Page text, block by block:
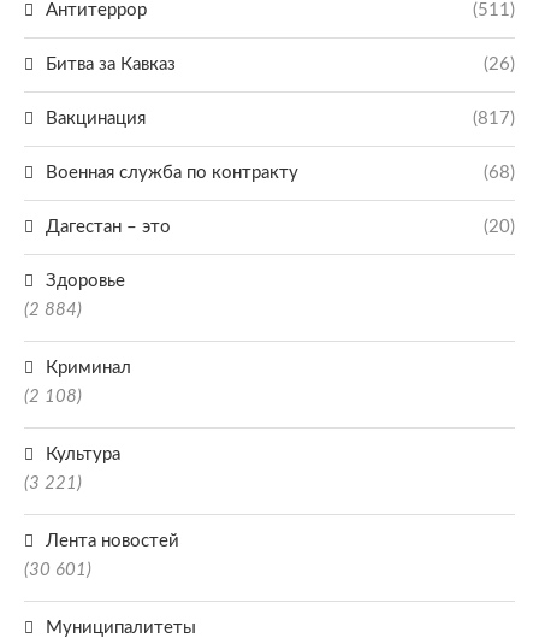
Антитеррор (511)
Битва за Кавказ (26)
Вакцинация (817)
Военная служба по контракту (68)
Дагестан – это (20)
Здоровье
(2 884)
Криминал
(2 108)
Культура
(3 221)
Лента новостей
(30 601)
Муниципалитеты